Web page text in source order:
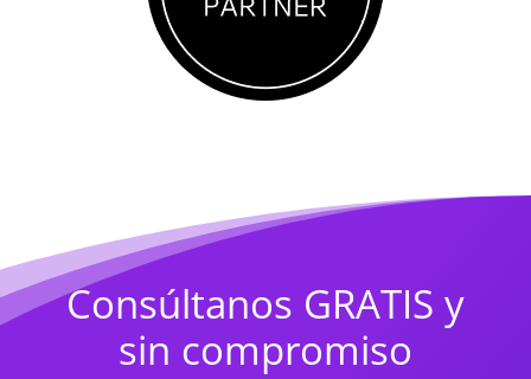
Consúltanos GRATIS y
sin compromiso